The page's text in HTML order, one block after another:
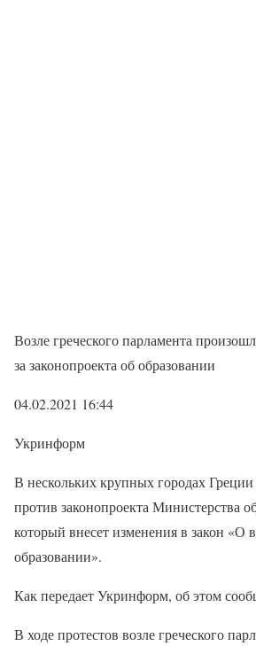
Возле греческого парламента
за законопроекта об образовании
04.02.2021 16:44
Укринформ
В нескольких крупных городах
против законопроекта Министерства
который внесет изменения в закон «О
образовании».
Как передает Укринформ, об этом
В ходе протестов возле греческого